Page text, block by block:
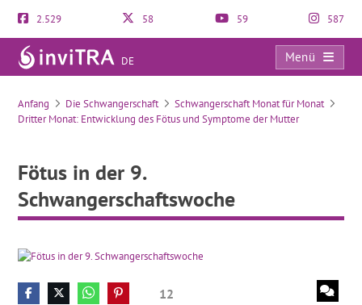
2.529 58 59 587
DE
Menü
Fötus in der 9. Schwangerschaftswoche
Anfang Die Schwangerschaft
Schwangerschaft Monat für Monat
Dritter Monat: Entwicklung des Fötus und Symptome der Mutter
Fötus in der 9.
Schwangerschaftswoche
12